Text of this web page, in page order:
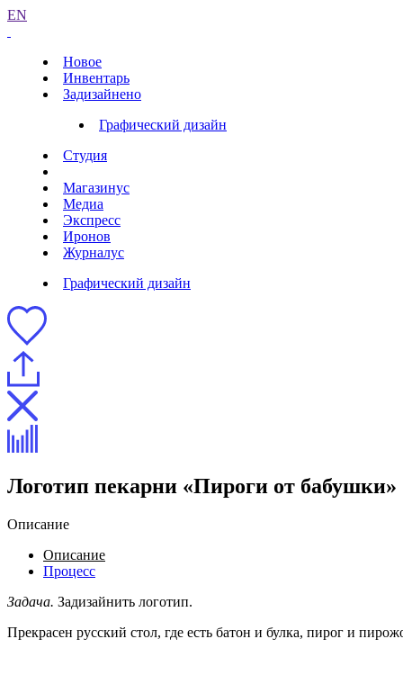
EN
Новое
Инвентарь
Задизайнено
Графический дизайн
Студия
Магазинус
Медиа
Экспресс
Иронов
Журналус
Графический дизайн
Логотип пекарни «Пироги от бабушки»
Описание
Описание
Процесс
Задача. Задизайнить логотип.
Прекрасен русский стол, где есть батон и булка, пирог и